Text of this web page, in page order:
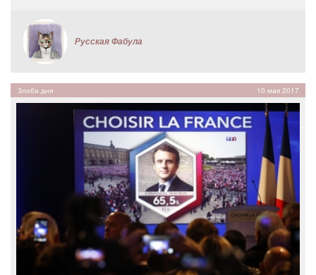
Русская Фабула
Злоба дня 10 мая 2017